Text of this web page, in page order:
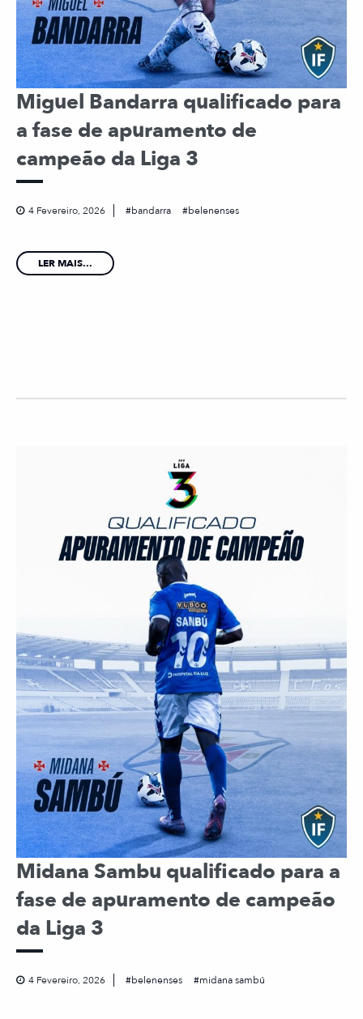
Miguel Bandarra qualificado para
a fase de apuramento de
campeão da Liga 3
4 Fevereiro, 2026 bandarra belenenses
LER MAIS...
Midana Sambu qualificado para a
fase de apuramento de campeão
da Liga 3
4 Fevereiro, 2026 belenenses midana sambú